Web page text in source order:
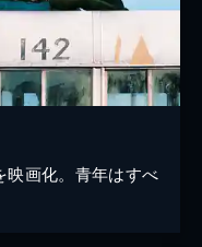
映画化。青年はすべ